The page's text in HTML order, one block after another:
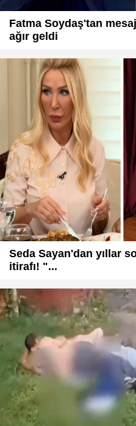
Fatma Soydaş'tan
ağır geldi
Seda Sayan'dan yıllar
itirafı! "...